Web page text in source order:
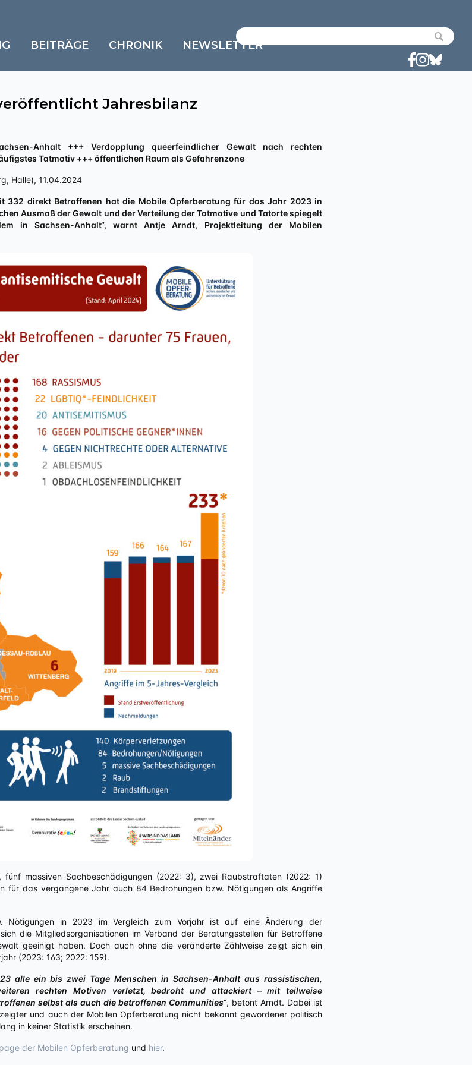
BEITRÄGE CHRONIK NEWSLETTER
Jahresbilanz
Tatmotiv +++ öffentlichen Raum als Gefahrenzone
Halle), 11.04.2024
332 direkt Betroffenen hat die Mobile Opferberatung für das Jahr 2023 in
Ausmaß der Gewalt und der Verteilung der Tatmotive und Tatorte spiegelt
in Sachsen-Anhalt“, warnt Antje Arndt, Projektleitung der Mobilen
fünf massiven Sachbeschädigungen (2022: 3), zwei Raubstraftaten (2022: 1)
für das vergangene Jahr auch 84 Bedrohungen bzw. Nötigungen als Angriffe
Nötigungen in 2023 im Vergleich zum Vorjahr ist auf eine Änderung der
die Mitgliedsorganisationen im Verband der Beratungsstellen für Betroffene
geeinigt haben. Doch auch ohne die veränderte Zählweise zeigt sich ein
(2023: 163; 2022: 159).
alle ein bis zwei Tage Menschen in Sachsen-Anhalt aus rassistischen,
rechten Motiven verletzt, bedroht und attackiert – mit teilweise
selbst als auch die betroffenen Communities“, betont Arndt. Dabei ist
und auch der Mobilen Opferberatung nicht bekannt gewordener politisch
in keiner Statistik erscheinen.
der Mobilen Opferberatung und hier.